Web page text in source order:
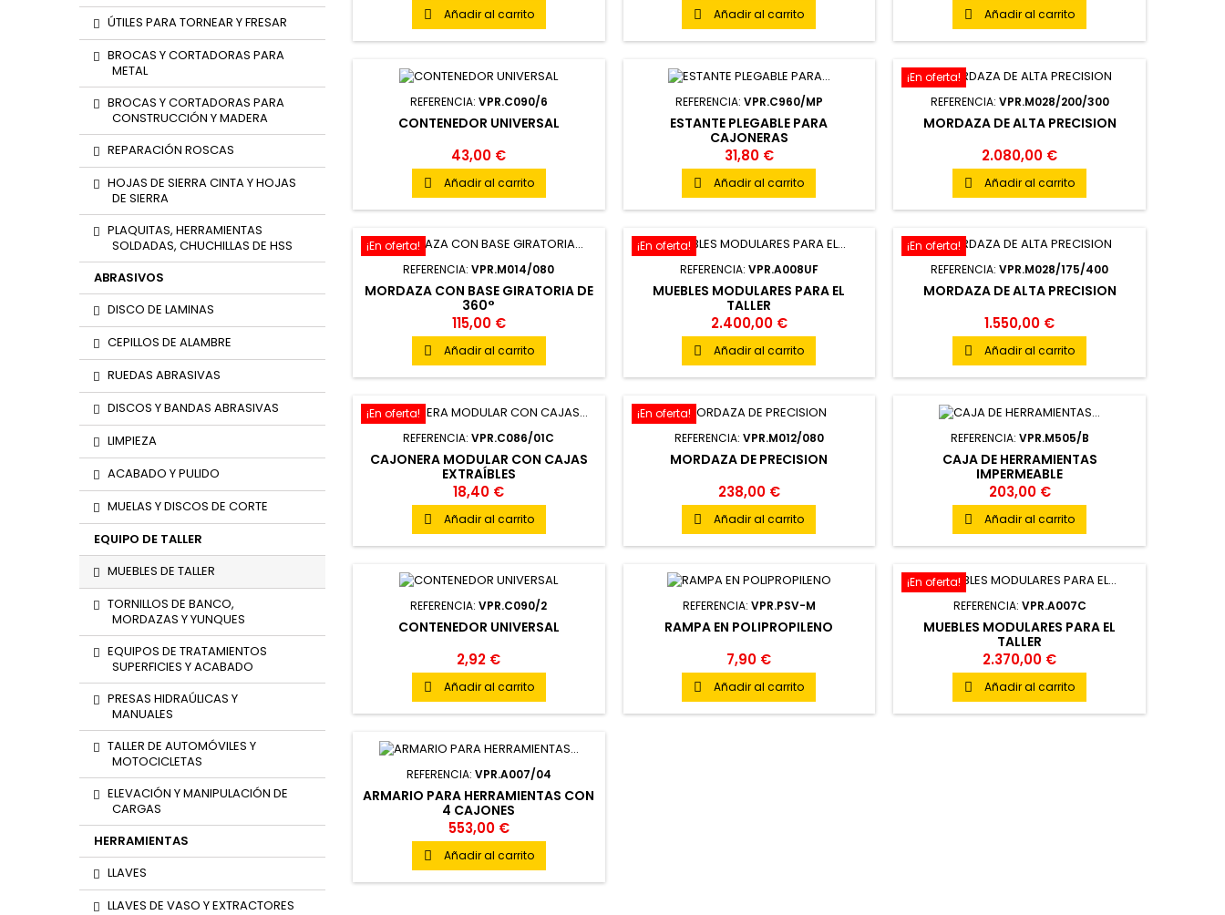
ÚTILES PARA TORNEAR Y FRESAR
BROCAS Y CORTADORAS PARA
METAL
BROCAS Y CORTADORAS PARA
CONSTRUCCIÓN Y MADERA
REPARACIÓN ROSCAS
HOJAS DE SIERRA CINTA Y HOJAS
DE SIERRA
PLAQUITAS, HERRAMIENTAS
SOLDADAS, CHUCHILLAS DE HSS
ABRASIVOS
DISCO DE LAMINAS
CEPILLOS DE ALAMBRE
RUEDAS ABRASIVAS
DISCOS Y BANDAS ABRASIVAS
LIMPIEZA
ACABADO Y PULIDO
MUELAS Y DISCOS DE CORTE
EQUIPO DE TALLER
MUEBLES DE TALLER
TORNILLOS DE BANCO,
MORDAZAS Y YUNQUES
EQUIPOS DE TRATAMIENTOS
SUPERFICIES Y ACABADO
PRESAS HIDRAÚLICAS Y
MANUALES
TALLER DE AUTOMÓVILES Y
MOTOCICLETAS
ELEVACIÓN Y MANIPULACIÓN DE
CARGAS
HERRAMIENTAS
LLAVES
LLAVES DE VASO Y EXTRACTORES
 Añadir al carrito  Añadir al carrito  Añadir al carrito
REFERENCIA: VPR.C090/6
CONTENEDOR UNIVERSAL
43,00 €
 Añadir al carrito
REFERENCIA: VPR.C960/MP
ESTANTE PLEGABLE PARA
CAJONERAS
31,80 €
 Añadir al carrito
¡En oferta!
REFERENCIA: VPR.M028/200/300
MORDAZA DE ALTA PRECISION
2.080,00 €
 Añadir al carrito
¡En oferta!
REFERENCIA:VPR.M014/080
MORDAZA CON BASE GIRATORIA DE
360°
115,00 €
 Añadir al carrito
¡En oferta!
REFERENCIA: VPR.A008UF
MUEBLES MODULARES PARA EL
TALLER
2.400,00 €
 Añadir al carrito
¡En oferta!
REFERENCIA:VPR.M028/175/400
MORDAZA DE ALTA PRECISION
1.550,00 €
 Añadir al carrito
¡En oferta!
REFERENCIA:VPR.C086/01C
CAJONERA MODULAR CON CAJAS
EXTRAÍBLES
18,40 €
 Añadir al carrito
¡En oferta!
REFERENCIA: VPR.M012/080
MORDAZA DE PRECISION
238,00 €
 Añadir al carrito
REFERENCIA: VPR.M505/B
CAJA DE HERRAMIENTAS
IMPERMEABLE
203,00 €
 Añadir al carrito
REFERENCIA:VPR.C090/2
CONTENEDOR UNIVERSAL
2,92 €
 Añadir al carrito
REFERENCIA: VPR.PSV-M
RAMPA EN POLIPROPILENO
7,90 €
 Añadir al carrito
¡En oferta!
REFERENCIA: VPR.A007C
MUEBLES MODULARES PARA EL
TALLER
2.370,00 €
 Añadir al carrito
REFERENCIA: VPR.A007/04
ARMARIO PARA HERRAMIENTAS CON
4 CAJONES
553,00 €
 Añadir al carrito